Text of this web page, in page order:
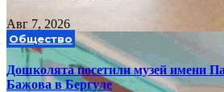
Авг 7, 2026
Общество
Дошколята посетили музей имени
Бажова в Бергуле